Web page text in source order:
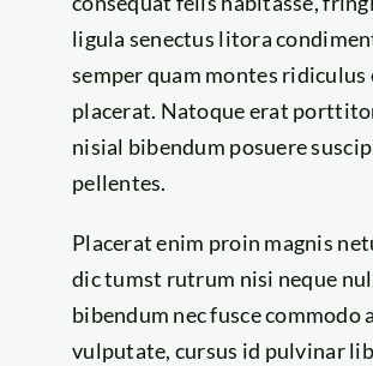
ligula senectus litora
semper quam montes ridiculus
placerat. Natoque erat
nisial bibendum posuere
pellentes.
Placerat enim proin magnis
dic tumst rutrum nisi neque
bibendum nec fusce commodo
vulputate, cursus id pulvinar